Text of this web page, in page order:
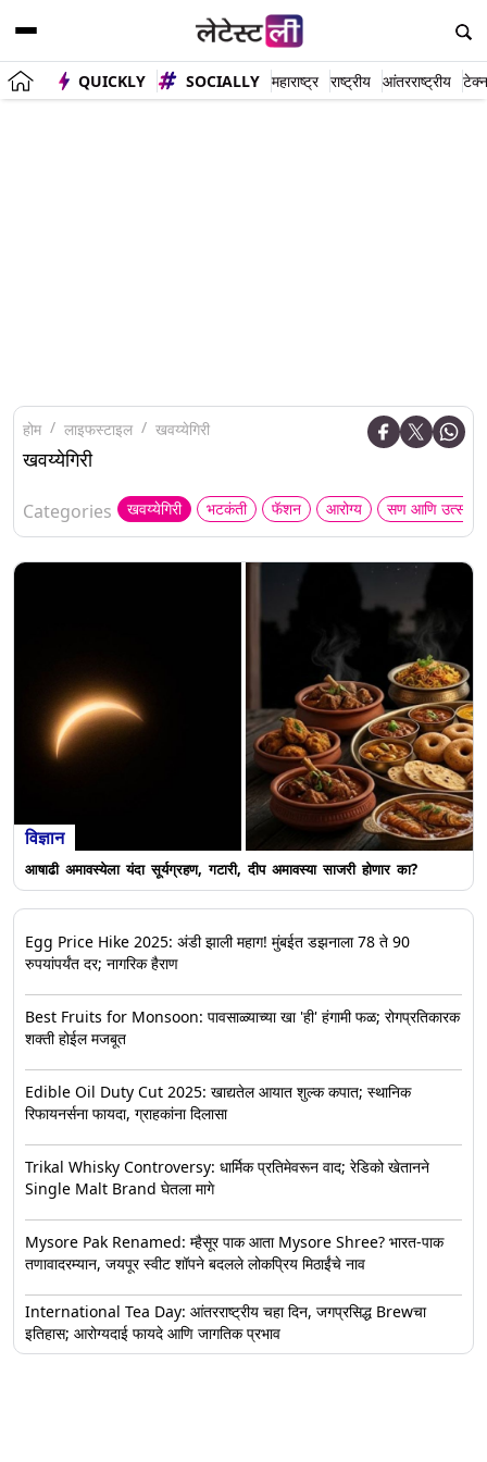
QUICKLY SOCIALLY महाराष्ट्र राष्ट्रीय आंतरराष्ट्रीय
होम लाइफस्टाइल खवय्येगिरी
खवय्येगिरी
Categories खवय्येगिरी भटकंती फॅशन आरोग्य सण आणि उत्सव
विज्ञान
आषाढी अमावस्येला यंदा सूर्यग्रहण, गटारी, दीप अमावस्या साजरी होणार का?
Egg Price Hike 2025: अंडी झाली महाग! मुंबईत डझनाला 78 ते 90
रुपयांपर्यंत दर; नागरिक हैराण
Best Fruits for Monsoon: पावसाळ्याच्या खा 'ही' हंगामी फळ; रोगप्रतिकारक
शक्ती होईल मजबूत
Edible Oil Duty Cut 2025: खाद्यतेल आयात शुल्क कपात; स्थानिक
रिफायनर्सना फायदा, ग्राहकांना दिलासा
Trikal Whisky Controversy: धार्मिक प्रतिमेवरून वाद; रेडिको खेतानने
Single Malt Brand घेतला मागे
Mysore Pak Renamed: म्हैसूर पाक आता Mysore Shree? भारत-पाक
तणावादरम्यान, जयपूर स्वीट शॉपने बदलले लोकप्रिय मिठाईंचे नाव
International Tea Day: आंतरराष्ट्रीय चहा दिन, जगप्रसिद्ध Brewचा
इतिहास; आरोग्यदाई फायदे आणि जागतिक प्रभाव